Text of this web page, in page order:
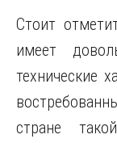
Стоит
имеет
технические
стране